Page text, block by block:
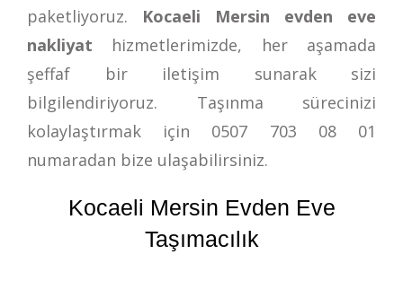
paketliyoruz. Kocaeli Mersin evden eve
nakliyat hizmetlerimizde, her aşamada
şeffaf bir iletişim sunarak sizi
bilgilendiriyoruz. Taşınma sürecinizi
kolaylaştırmak için 0507 703 08 01
numaradan bize ulaşabilirsiniz.
Kocaeli Mersin Evden Eve
Taşımacılık